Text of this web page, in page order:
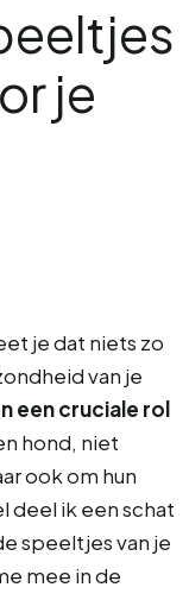
je
je dat niets zo
van je
een cruciale rol
hond, niet
ook om hun
deel ik een schat
speeltjes van je
mee in de